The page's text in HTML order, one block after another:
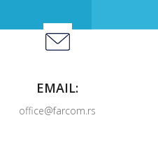
EMAIL:
office@farcom.rs